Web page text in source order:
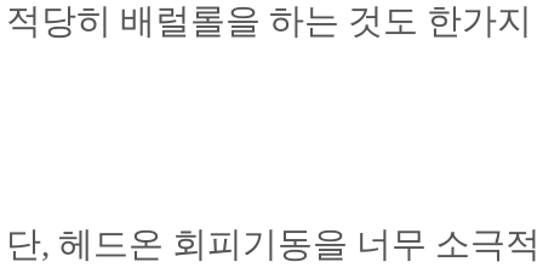
적당히 배럴롤을 하는 것도 한가
단, 헤드온 회피기동을 너무 소극